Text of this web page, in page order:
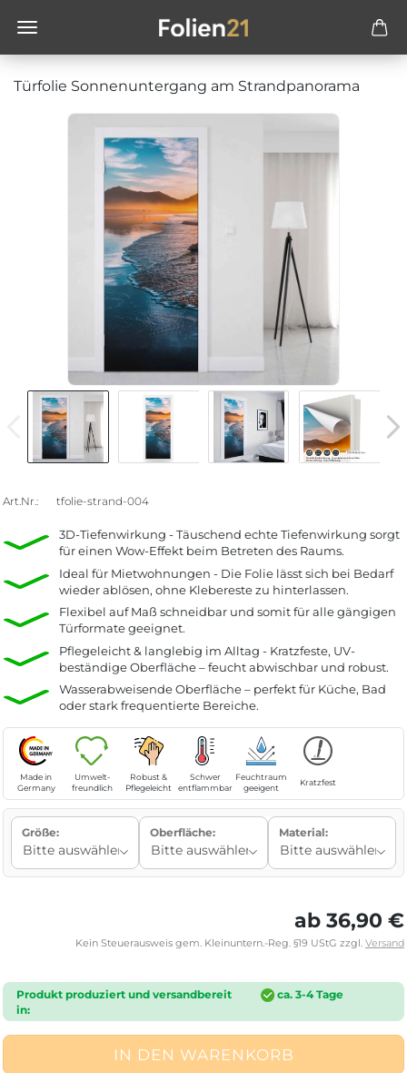
Türfolie Sonnenuntergang am Strandpanorama
Art.Nr.: tfolie-strand-004
3D-Tiefenwirkung - Täuschend echte Tiefenwirkung sorgt
für einen Wow-Effekt beim Betreten des Raums.
Ideal für Mietwohnungen - Die Folie lässt sich bei Bedarf
wieder ablösen, ohne Klebereste zu hinterlassen.
Flexibel auf Maß schneidbar und somit für alle gängigen
Türformate geeignet.
Pflegeleicht & langlebig im Alltag - Kratzfeste, UV-
beständige Oberfläche – feucht abwischbar und robust.
Wasserabweisende Oberfläche – perfekt für Küche, Bad
oder stark frequentierte Bereiche.
Made in
Germany
Umwelt-
freundlich
Robust &
Pflegeleicht
Schwer
entflammbar
Feuchtraum
geeigent
Kratzfest
Größe: Oberfläche: Material:
ab 36,90 €
Kein Steuerausweis gem. Kleinuntern.-Reg. §19 UStG zzgl. Versand
Produkt produziert und versandbereit
in:
ca. 3-4 Tage